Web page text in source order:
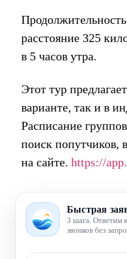
расстояние 325
в 5 часов утра.
Этот тур
варианте, так и в
Расписание
поиск попутчиков,
на сайте. https://
Быстрая
3 шага. Ответим
звонков без